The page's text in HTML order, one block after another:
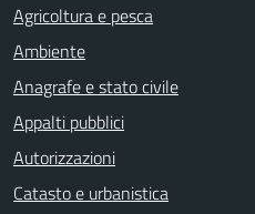
Agricoltura e pesca
Ambiente
Anagrafe e stato civile
Appalti pubblici
Autorizzazioni
Catasto e urbanistica